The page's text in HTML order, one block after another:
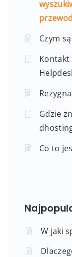
Czym
Kontakt
Gdzie
Co to
W jaki